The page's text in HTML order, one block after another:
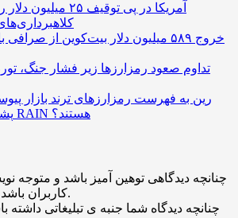
آمریکا در پی توقیف
خروج ۵۸۹ میلیون دلار بیت‌کوین از
تداوم صعود رمزارزها زیر فشار جنگ،
رین به فهرست رمزارزهای ترند بازار
پشت صعود قیمت RAIN هستند؟
کاربران باشد تایید نخواهد شد.